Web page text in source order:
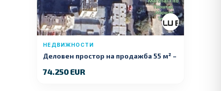
НЕДВИЖНОСТИ
Деловен простор на продажба 55 м² –
74.250 EUR